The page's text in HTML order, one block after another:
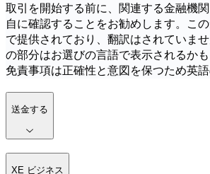
取引を開始する前に、関連する金融機
自に確認することをお勧めします。こ
で提供されており、翻訳はされていま
の部分はお選びの言語で表示されるか
免責事項は正確性と意図を保つため英語
送金する
XE ビジネス